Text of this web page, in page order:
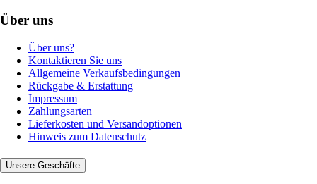
Über uns
Über uns?
Kontaktieren Sie uns
Allgemeine Verkaufsbedingungen
Rückgabe & Erstattung
Impressum
Zahlungsarten
Lieferkosten und Versandoptionen
Hinweis zum Datenschutz
Unsere Geschäfte